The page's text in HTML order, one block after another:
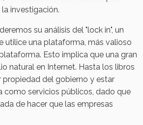
investigación.
su análisis del "lock in", un
una plataforma, más valioso
Esto implica que una gran
natural en Internet. Hasta los libros
del gobierno y estar
como servicios públicos, dado que
de hacer que las empresas